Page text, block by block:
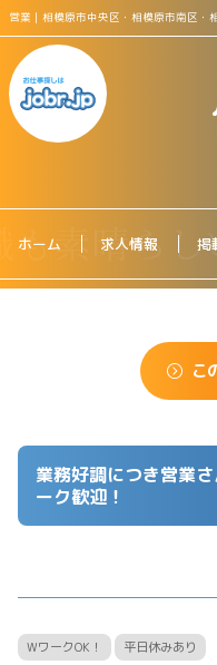
営業｜相模原市中央区・相模原市南区・
ホーム 求人情報 掲
こ
業務好調につき営業
ーク歓迎！
WワークOK！ 平日休みあり